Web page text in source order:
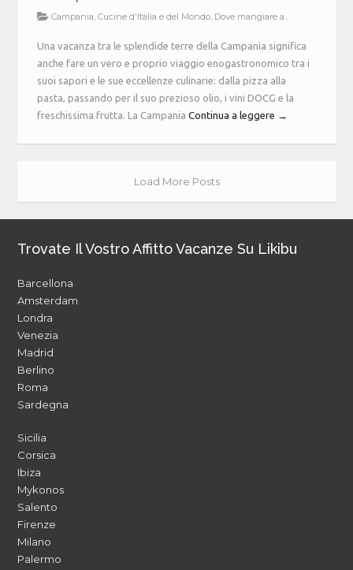
Campania,Cucine d'Italia e del Mondo, Dove mangiare a...
Una vacanza tra le splendide terre della Campania significa
anche fare un vero e proprio viaggio enogastronomico tra i
suoi sapori e le sue eccellenze culinarie: dalla pizza alla
pasta, passando per il suo prezioso olio, i vini DOCG e la
freschissima frutta. La CampaniaContinua a leggere →
Load More Posts
Trovate Il Vostro Affitto Vacanze Su Likibu
Barcellona
Amsterdam
Londra
Venezia
Madrid
Berlino
Roma
Sardegna
Sicilia
Corsica
Ibiza
Mykonos
Salento
Firenze
Milano
Palermo